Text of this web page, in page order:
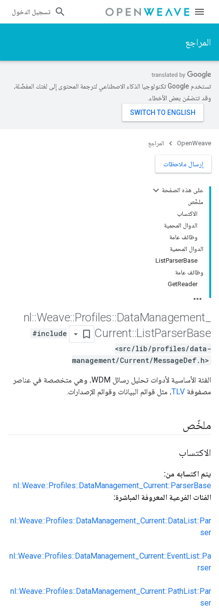
تسجيل الدخول
المراجع
تستخدم Google تكنولوجيا الذكاء الاصطناعي لترجمة المحتوى إلى لغتك المفضّلة،
وقد تتضمّن بعض الأخطاء.
OpenWeave المراجع
إرسال ملاحظات
على هذه الصفحة
ملخّص
الاكتساب
الدوال المحمية
وظائف عامة
الدوال المحمية
ListParserBase
وظائف عامة
GetReader
nl ::Weave::Profiles::DataManagement
Current::ListParserBase
#include
<src/lib/profiles/data-
management/Current/MessageDef.h>
الفئة الأساسية لأدوات تحليل رسائل WDM، وهي متخصصة في عناصر
مصفوفة TLV، مثل قوائم البيانات وقوائم الإصدارات.
ملخّص
الاكتساب
يتم اكتسابه من:
nl::Weave::Profiles::DataManagement_Current::ParserBase
الفئات الفرعية المعروفة المباشرة:
nl::Weave::Profiles::DataManagement_Current::DataList::Par
ser
nl::Weave::Profiles::DataManagement_Current::EventList::Pa
rser
nl::Weave::Profiles::DataManagement_Current::PathList::Par
ser